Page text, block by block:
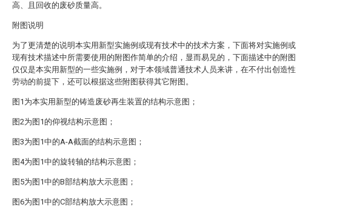
高、且回收的废砂质量高。
附图说明
为了更清楚的说明本实用新型实施例或现有技术中的技术方案，下面将对实施例或
现有技术描述中所需要使用的附图作简单的介绍，显而易见的，下面描述中的附图
仅仅是本实用新型的一些实施例，对于本领域普通技术人员来讲，在不付出创造性
劳动的前提下，还可以根据这些附图获得其它附图。
图1为本实用新型的铸造废砂再生装置的结构示意图；
图2为图1的仰视结构示意图；
图3为图1中的A-A截面的结构示意图；
图4为图1中的旋转轴的结构示意图；
图5为图1中的B部结构放大示意图；
图6为图1中的C部结构放大示意图；